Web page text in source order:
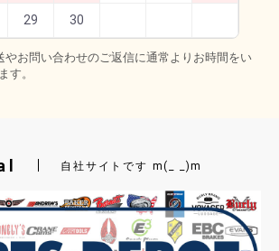
29 30
やお問い合わせのご返信に通常よりお時間をい
す。
自社サイトです m(_ _)m